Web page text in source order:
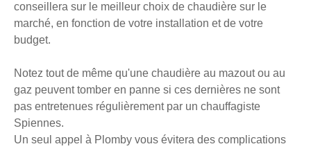
conseillera sur le meilleur choix de chaudière sur le
marché, en fonction de votre installation et de votre
budget.
Notez tout de même qu'une chaudière au mazout ou au
gaz peuvent tomber en panne si ces dernières ne sont
pas entretenues régulièrement par un chauffagiste
Spiennes.
Un seul appel à Plomby vous évitera des complications